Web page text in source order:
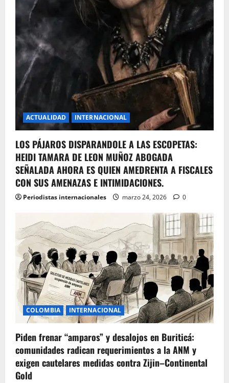
ACTUALIDAD INTERNACIONAL
LOS PÁJAROS DISPARANDOLE A LAS ESCOPETAS:
HEIDI TAMARA DE LEON MUÑOZ ABOGADA
SEÑALADA AHORA ES QUIEN AMEDRENTA A FISCALES
CON SUS AMENAZAS E INTIMIDACIONES.
Periodistas internacionales marzo 24, 2026 0
COLOMBIA INTERNACIONAL
Piden frenar “amparos” y desalojos en Buriticá:
comunidades radican requerimientos a la ANM y
exigen cautelares medidas contra Zijin–Continental
Gold